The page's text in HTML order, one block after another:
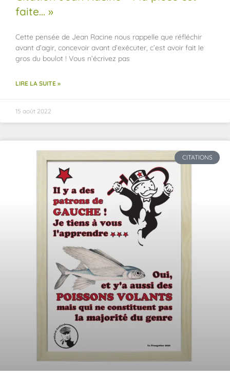
faite… »
Cette pensée de Jean Racine nous rappelle que réfléchir
avant d’agir, concevoir avant d’exécuter, c’est avoir fait le
gros du boulot ! Vous n’écrivez pas
LIRE LA SUITE »
15 août 2022
CITATIONS